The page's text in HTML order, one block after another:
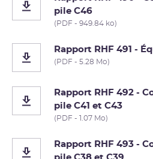
pile C46
(PDF - 949.84 ko)
Rapport RHF 491 -
(PDF - 5.28 Mo)
Rapport RHF 492 -
pile C41 et C43
(PDF - 1.07 Mo)
Rapport RHF 493 -